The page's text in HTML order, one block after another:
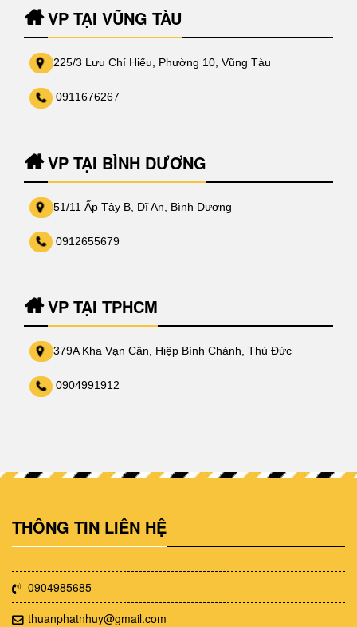
VP TẠI VŨNG TÀU
225/3 Lưu Chí Hiếu, Phường 10, Vũng Tàu
0911676267
VP TẠI BÌNH DƯƠNG
51/11 Ấp Tây B, Dĩ An, Bình Dương
0912655679
VP TẠI TPHCM
379A Kha Vạn Cân, Hiệp Bình Chánh, Thủ Đức
0904991912
THÔNG TIN LIÊN HỆ
0904985685
thuanphatnhuy@gmail.com